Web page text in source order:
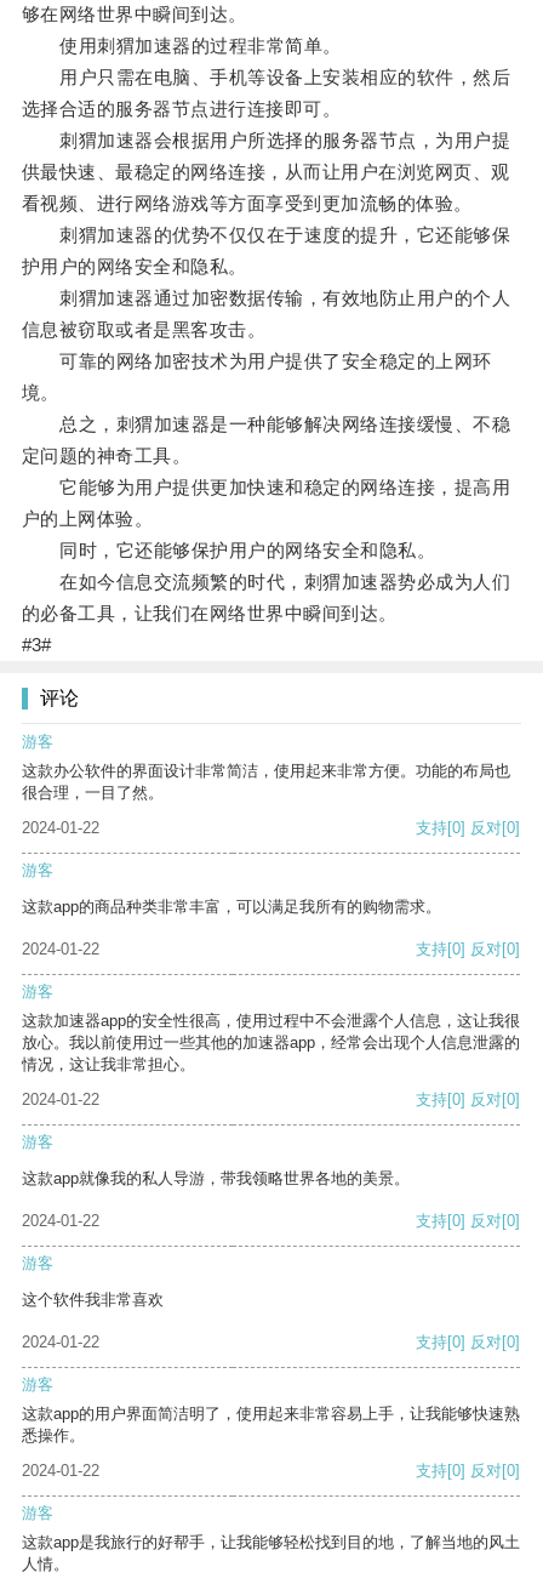
够在网络世界中瞬间到达。
使用刺猬加速器的过程非常简单。
用户只需在电脑、手机等设备上安装相应的软件，然后
选择合适的服务器节点进行连接即可。
刺猬加速器会根据用户所选择的服务器节点，为用户提
供最快速、最稳定的网络连接，从而让用户在浏览网页、观
看视频、进行网络游戏等方面享受到更加流畅的体验。
刺猬加速器的优势不仅仅在于速度的提升，它还能够保
护用户的网络安全和隐私。
刺猬加速器通过加密数据传输，有效地防止用户的个人
信息被窃取或者是黑客攻击。
可靠的网络加密技术为用户提供了安全稳定的上网环
境。
总之，刺猬加速器是一种能够解决网络连接缓慢、不稳
定问题的神奇工具。
它能够为用户提供更加快速和稳定的网络连接，提高用
户的上网体验。
同时，它还能够保护用户的网络安全和隐私。
在如今信息交流频繁的时代，刺猬加速器势必成为人们
的必备工具，让我们在网络世界中瞬间到达。
#3#
评论
游客
这款办公软件的界面设计非常简洁，使用起来非常方便。功能的布局也
很合理，一目了然。
2024-01-22
支持[0] 反对[0]
游客
这款app的商品种类非常丰富，可以满足我所有的购物需求。
2024-01-22 支持[0] 反对[0]
游客
这款加速器app的安全性很高，使用过程中不会泄露个人信息，这让我很
放心。我以前使用过一些其他的加速器app，经常会出现个人信息泄露的
情况，这让我非常担心。
2024-01-22
支持[0] 反对[0]
游客
这款app就像我的私人导游，带我领略世界各地的美景。
2024-01-22 支持[0] 反对[0]
游客
这个软件我非常喜欢
2024-01-22 支持[0] 反对[0]
游客
这款app的用户界面简洁明了，使用起来非常容易上手，让我能够快速熟
悉操作。
2024-01-22
支持[0] 反对[0]
游客
这款app是我旅行的好帮手，让我能够轻松找到目的地，了解当地的风土
人情。